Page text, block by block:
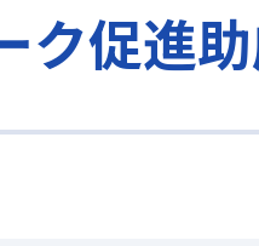
ク促進